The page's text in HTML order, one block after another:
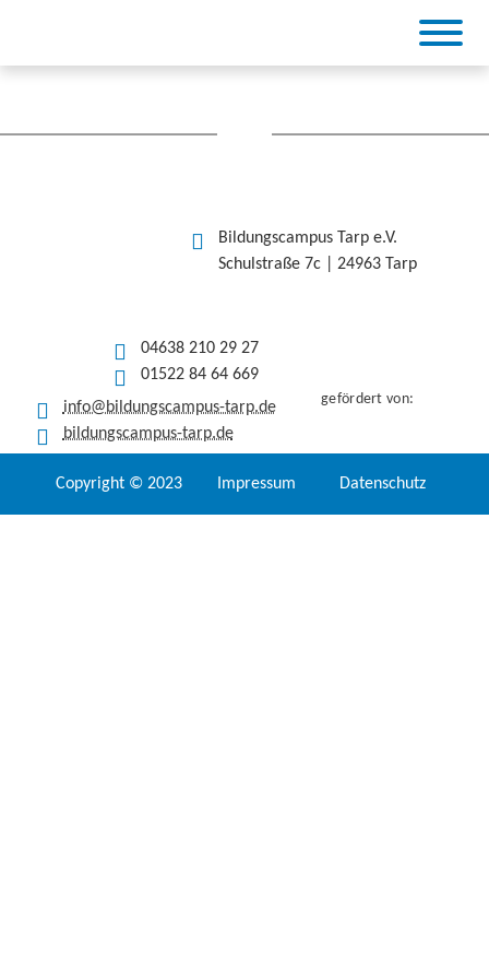
content
Bildungscampus Tarp e.V.
Schulstraße 7c | 24963 Tarp
04638 210 29 27
01522 84 64 669
info@bildungscampus-tarp.de
bildungscampus-tarp.de
gefördert von:
Copyright © 2023 Impressum Datenschutz